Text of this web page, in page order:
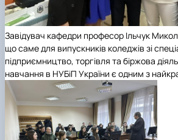
Завідувач кафедри професор Ільчук
що саме для випускників коледжів зі
підприємництво, торгівля та біржова
навчання в НУБіП України є одним з